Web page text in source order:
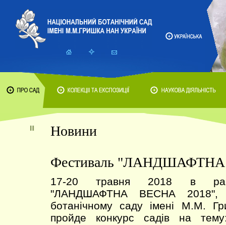
Новини
Фестиваль
17-20 травня 2018 в
"ЛАНДШАФТНА ВЕСНА 2018",
ботанічному саду імені М.М.
пройде конкурс садів на